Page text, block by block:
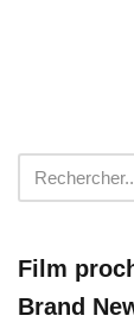
Film
Brand